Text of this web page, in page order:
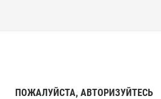
ПОЖАЛУЙСТА, АВТОРИЗУЙТЕСЬ